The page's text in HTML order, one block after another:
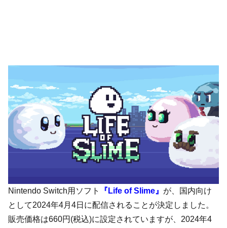
Nintendo Switch用ソフト 『Life of Slime』 が、国内向け
として2024年4月4日に配信されることが決定しました。
販売価格は660円(税込)に設定されていますが、2024年4